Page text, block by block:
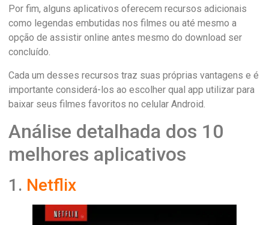
Por fim, alguns aplicativos oferecem recursos adicionais
como legendas embutidas nos filmes ou até mesmo a
opção de assistir online antes mesmo do download ser
concluído.
Cada um desses recursos traz suas próprias vantagens e é
importante considerá-los ao escolher qual app utilizar para
baixar seus filmes favoritos no celular Android.
Análise detalhada dos 10
melhores aplicativos
1. Netflix